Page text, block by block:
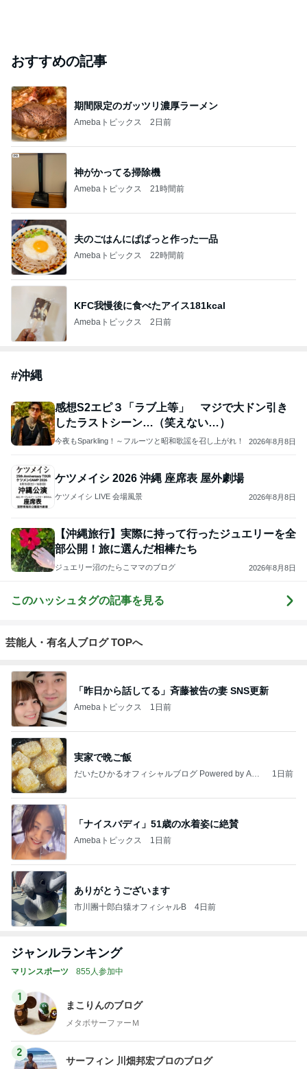
おすすめの記事
期間限定のガッツリ濃厚ラーメン
Amebaトピックス 2日前
神がかってる掃除機
Amebaトピックス 21時間前
夫のごはんにぱぱっと作った一品
Amebaトピックス 22時間前
KFC我慢後に食べたアイス181kcal
Amebaトピックス 2日前
#沖縄
感想S2エピ３「ラブ上等」 マジで大ドン引き
したラストシーン…（笑えない…）
今夜もSparkling！～フルーツと昭和歌謡を召し上がれ！ 2026年8月8日
ケツメイシ 2026 沖縄 座席表 屋外劇場
ケツメイシ LIVE 会場風景 2026年8月8日
【沖縄旅行】実際に持って行ったジュエリーを全
部公開！旅に選んだ相棒たち
ジュエリー沼のたらこママのブログ 2026年8月8日
このハッシュタグの記事を見る
芸能人・有名人ブログ TOPへ
「昨日から話してる」斉藤被告の妻 SNS更新
Amebaトピックス 1日前
実家で晩ご飯
だいたひかるオフィシャルブログ Powered by Ame
1日前
「ナイスバディ」51歳の水着姿に絶賛
Amebaトピックス 1日前
ありがとうございます
市川團十郎白猿オフィシャルB 4日前
ジャンルランキング
マリンスポーツ 855人参加中
1
まこりんのブログ
メタボサーファーＭ
2
サーフィン 川畑邦宏プロのブログ